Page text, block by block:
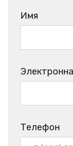
Имя
Телефон